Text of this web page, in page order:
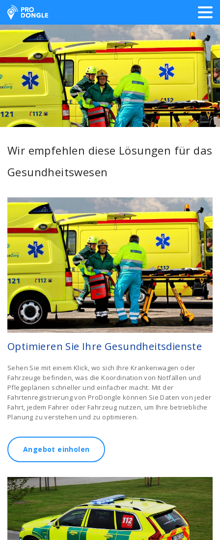
ProDongle Track & Trace
Wir empfehlen diese Lösungen für das
Gesundheitswesen
Optimieren Sie Ihre Gesundheitsdienste
Sehen Sie mit einem Klick, wo sich Ihre Krankenwagen oder
Fahrzeuge befinden, was die Koordination von Notfällen und
Pflegeplänen schneller und einfacher macht. Mit der
Fahrtenregistrierung von ProDongle können Sie Daten von jeder
Fahrt, jedem Fahrer oder Fahrzeug nutzen, um Ihre betriebliche
Planung zu verstehen und zu optimieren.
Angebot einholen